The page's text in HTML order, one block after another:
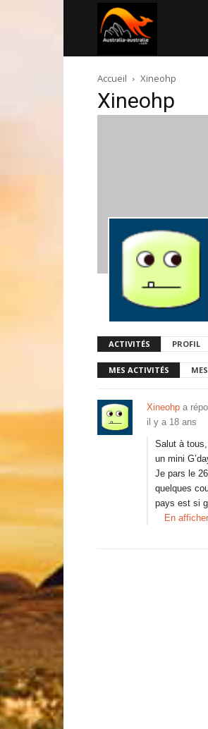
Accueil Xineohp
Xineohp
ACTIVITÉS PROFIL
MES ACTIVITÉS
Xineohp a
il y a 18 ans
Salut à tous,
un mini
Je pars le
quelques
pays est si
En